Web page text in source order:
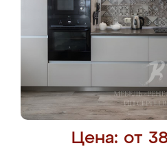
Цена: от